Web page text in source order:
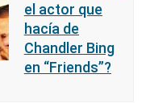
el actor que
hacía de
Chandler Bing
en “Friends”?